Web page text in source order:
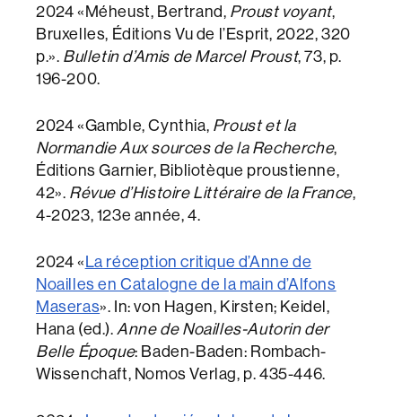
2024 «Méheust, Bertrand, Proust voyant,
Bruxelles, Éditions Vu de l’Esprit, 2022, 320
p.». Bulletin d’Amis de Marcel Proust, 73, p.
196-200.
2024 «Gamble, Cynthia, Proust et la
Normandie Aux sources de la Recherche,
Éditions Garnier, Bibliotèque proustienne,
42». Révue d’Histoire Littéraire de la France,
4-2023, 123e année, 4.
2024 «La réception critique d’Anne de
Noailles en Catalogne de la main d’Alfons
Maseras». In: von Hagen, Kirsten; Keidel,
Hana (ed.).Anne de Noailles-Autorin der
Belle Époque: Baden-Baden: Rombach-
Wissenchaft, Nomos Verlag, p. 435-446.